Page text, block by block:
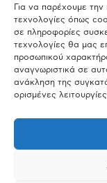
Για να παρέχουμε την
τεχνολογίες όπως
σε πληροφορίες
τεχνολογίες θα μας
προσωπικού
αναγνωριστικά σε
ανάκληση της
ορισμένες
ΠΟΛΙΤΙΚΗ
ΟΡΟΙ ΧΡΗΣΗΣ
ΕΡΓΟΣΤΑΣΙΟ
Πάτημα
ΓΡΑΦΕΙΑ
Λεωφ. Κηφισιάς